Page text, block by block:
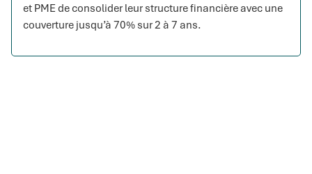
et PME de consolider leur structure financière avec une
couverture jusqu’à 70% sur 2 à 7 ans.